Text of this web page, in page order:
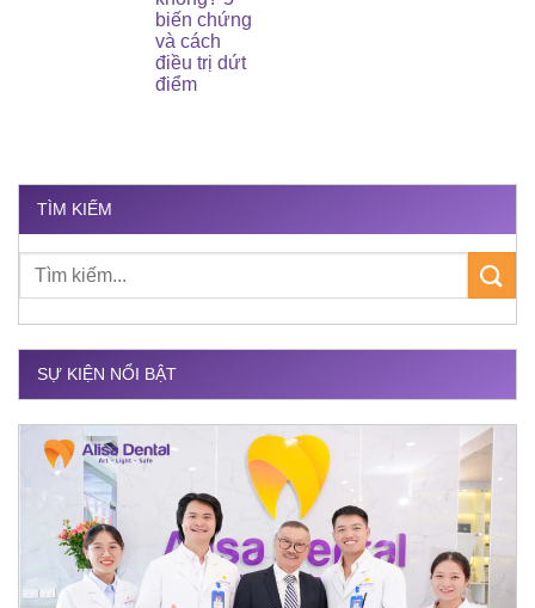
biến chứng
và cách
điều trị dứt
điểm
TÌM KIẾM
SỰ KIỆN NỔI BẬT